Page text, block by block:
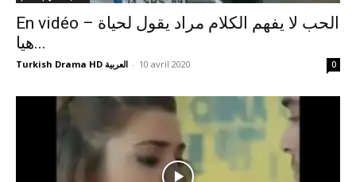
En vidéo – الحب لا يفهم الكلام مراد يقول لحياة
هيا...
Turkish Drama HD العربية - 10 avril 2020 0